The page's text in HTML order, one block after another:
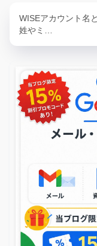
WISEアカウント名
姓やミ…